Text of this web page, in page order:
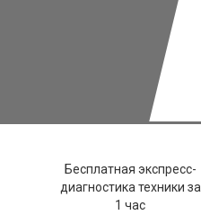
Бесплатная экспресс-
диагностика техники за
1 час